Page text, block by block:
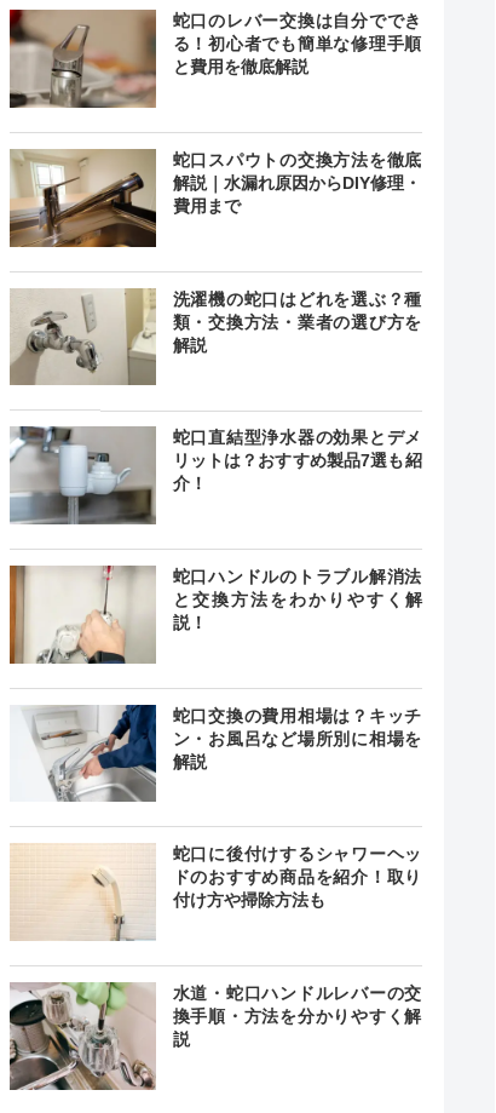
蛇口のレバー交換は自分ででき
る！初心者でも簡単な修理手順
と費用を徹底解説
蛇口スパウトの交換方法を徹底
解説｜水漏れ原因からDIY修理・
費用まで
洗濯機の蛇口はどれを選ぶ？種
類・交換方法・業者の選び方を
解説
蛇口直結型浄水器の効果とデメ
リットは？おすすめ製品7選も紹
介！
蛇口ハンドルのトラブル解消法
と交換方法をわかりやすく解
説！
蛇口交換の費用相場は？キッチ
ン・お風呂など場所別に相場を
解説
蛇口に後付けするシャワーヘッ
ドのおすすめ商品を紹介！取り
付け方や掃除方法も
水道・蛇口ハンドルレバーの交
換手順・方法を分かりやすく解
説